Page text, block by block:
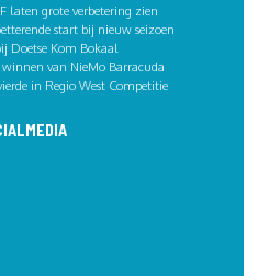
laten grote verbetering zien
start bij nieuw seizoen
Doetse Kom Bokaal
van NieMo Barracuda
in Regio West Competitie